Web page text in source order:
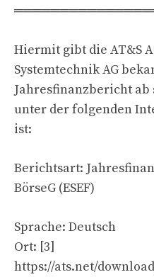
Hiermit gibt die AT&S
Systemtechnik AG
Jahresfinanzbericht ab
unter der folgenden
ist:
Berichtsart:
BörseG (ESEF)
Sprache: Deutsch
Ort: [3]
https://ats.net/